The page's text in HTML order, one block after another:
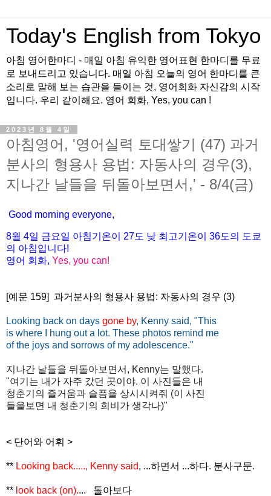
Today's English from Tokyo
아침 영어한마디 - 매일 아침 유익한 영어표현 한마디를 무료
로 보내드리고 있습니다. 매일 아침 오늘의 영어 한마디를 큰
소리로 말해 보는 습관을 들이는 것, 영어회화 자신감의 시작
입니다. 우리 같이해요. 영어 회화, Yes, you can !
2023년 8월 4일
아침영어, '영어실력 토대쌓기 (47) 과거
분사의 형용사 용법: 자동사의 경우(3),
지나간 날들을 뒤돌아보면서,' - 8/4(금)
Good morning everyone,
8월 4일 금요일 아침기온이 27도 낮 최고기온이 36도의 도쿄
의 아침입니다!
영어 회화, Yes, you can!
[예문 159] 과거분사의 형용사 용법: 자동사의 경우 (3)
Looking back on days gone by, Kenny said, "This
is where I hung out a lot. These photos remind me
of the joys and sorrows of my adolescence."
지나간 날들을 뒤돌아보면서, Kenny는 말했다.
"여기는 내가 자주 갔던 곳이야. 이 사진들은 내
청춘기의 즐거움과 슬픔을 상시시켜줘 (이 사진
들을보면 내 청춘기의 희비가 생각나)"
< 단어와 어휘 >
** Looking back....., Kenny said, ...하면서 ...하다. 분사구문.
** look back (on).... 돌아보다